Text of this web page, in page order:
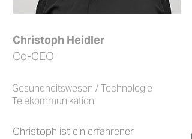
Christoph Heidler
Co-CEO
Gesundheitswesen / Technologie
Telekommunikation
Christoph ist ein erfahrener